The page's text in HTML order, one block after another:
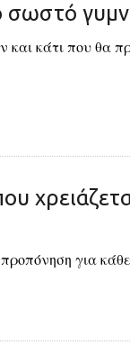
σωστό
και κάτι που θα
για